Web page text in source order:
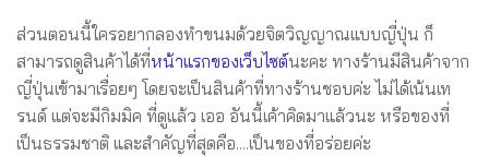
ส่วนตอนนี้ใครอยากลองทำขนมด้วยจิตวิญญาณแบบญี่ปุ่น ก็
สามารถดูสินค้าได้ที่หน้าแรกของเว็บไซต์นะคะ ทางร้านมีสินค้าจาก
ญี่ปุ่นเข้ามาเรื่อยๆ โดยจะเป็นสินค้าที่ทางร้านชอบค่ะ ไม่ได้เน้นเท
รนด์ แต่จะมีกิมมิค ที่ดูแล้ว เออ อันนี้เค้าคิดมาแล้วนะ หรือของที่
เป็นธรรมชาติ และสำคัญที่สุดคือ....เป็นของที่อร่อยค่ะ